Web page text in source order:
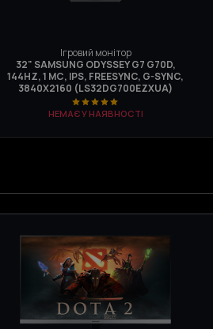
Ігровий монітор
32" SAMSUNG ODYSSEY G7 G70D,
144HZ, 1 МС, IPS, FREESYNC, G-SYNC,
3840Х2160 (LS32DG700EZXUA)
НЕМАЄ У НАЯВНОСТІ